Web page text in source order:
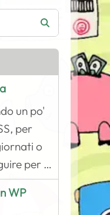
un po'
per
o
per …
WP